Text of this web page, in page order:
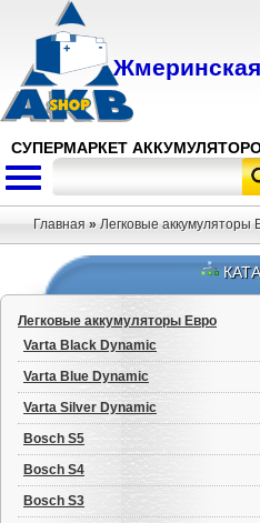
СУПЕРМАРКЕТ
Главная » Легковые аккумуляторы
Легковые аккумуляторы Евро
Varta Black Dynamic
Varta Blue Dynamic
Varta Silver Dynamic
Bosch S5
Bosch S4
Bosch S3